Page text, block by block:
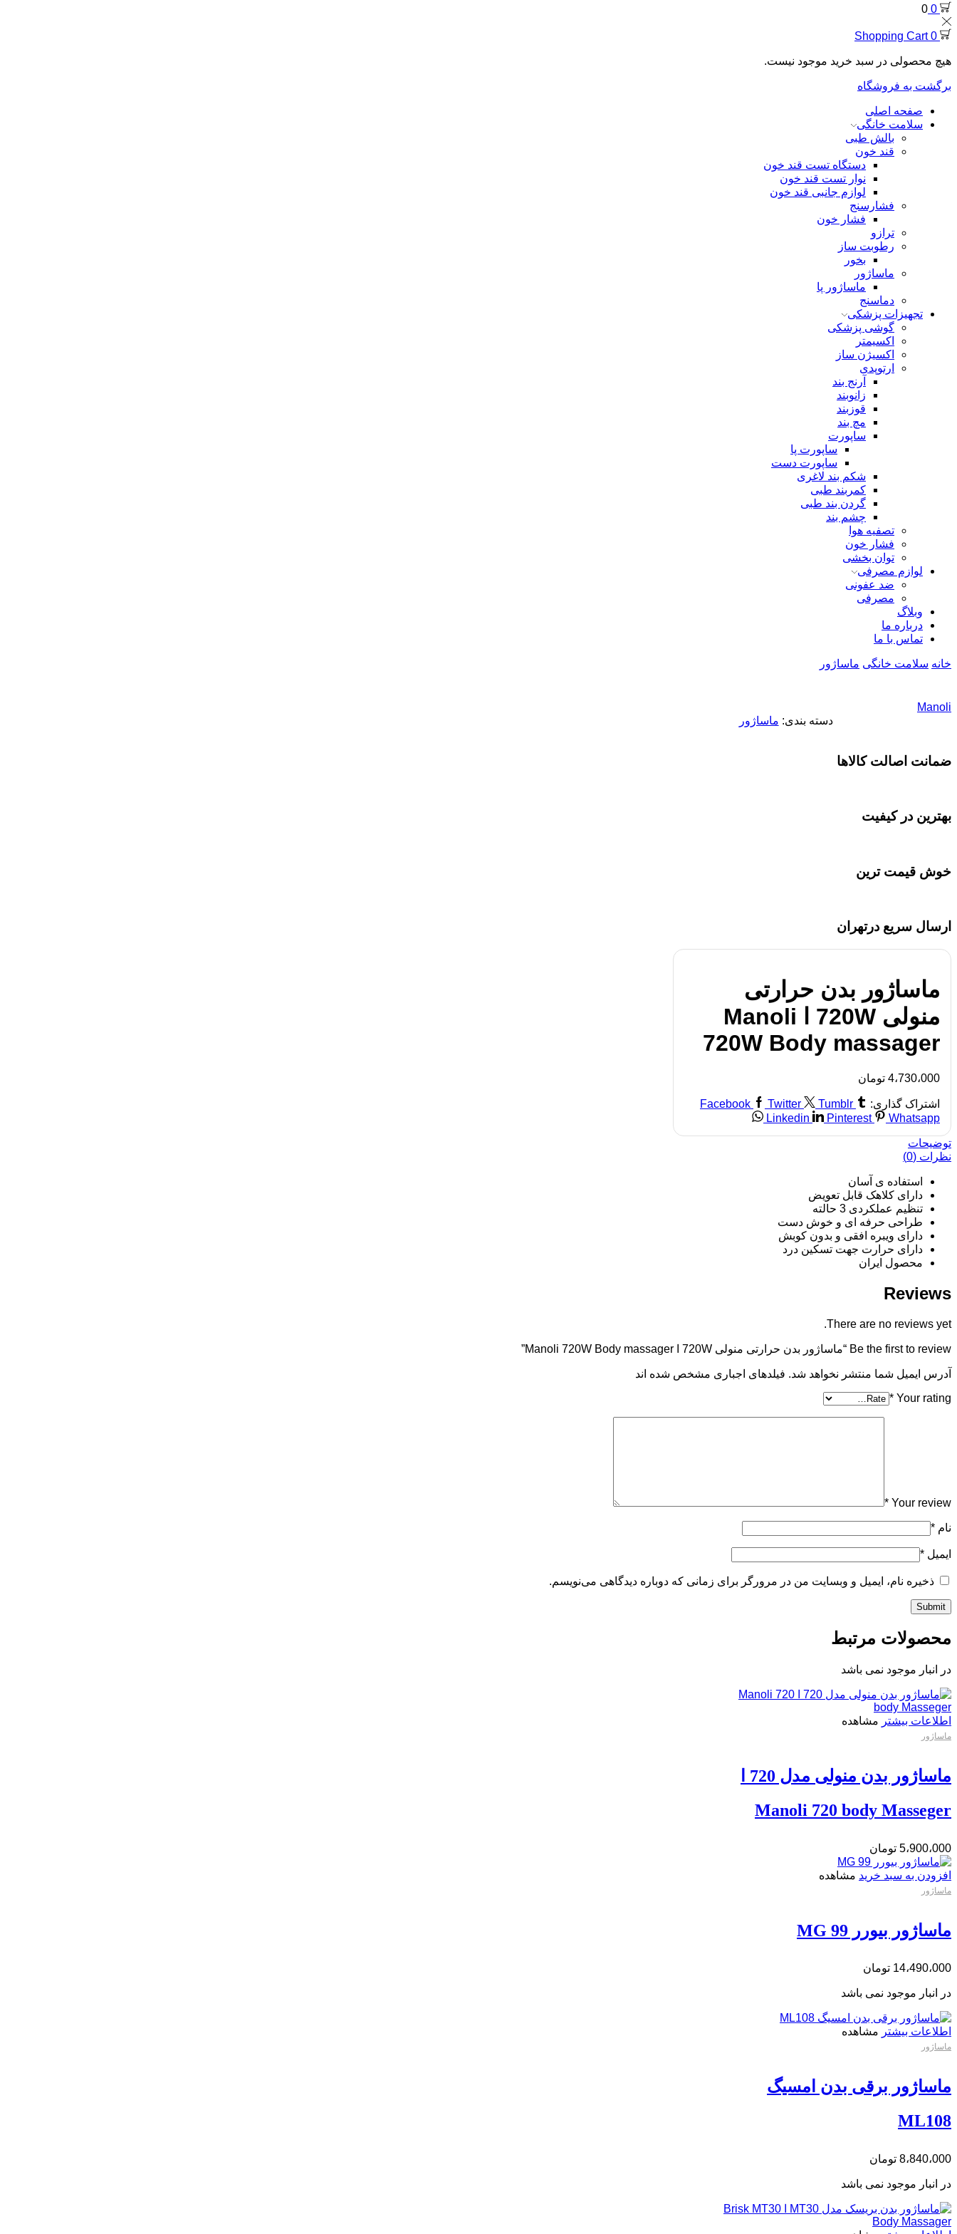
0
0
0
Shopping Cart
هیچ محصولی در سبد خرید موجود نیست.
برگشت به فروشگاه
صفحه اصلی
سلامت خانگی
بالش طبی
قند خون
دستگاه تست قند خون
نوار تست قند خون
لوازم جانبی قند خون
فشارسنج
فشار خون
ترازو
رطوبت ساز
بخور
ماساژور
ماساژور پا
دماسنج
تجهیزات پزشکی
گوشی پزشکی
اکسیمتر
اکسیژن ساز
ارتوپدی
آرنج بند
زانوبند
قوزبند
مچ بند
ساپورت
ساپورت پا
ساپورت دست
شکم بند لاغری
کمربند طبی
گردن بند طبی
چشم بند
تصفیه هوا
فشار خون
توان بخشی
لوازم مصرفی
ضد عفونی
مصرفی
وبلاگ
درباره ما
تماس با ما
خانه سلامت خانگی ماساژور
Manoli
دسته بندی: ماساژور
ضمانت اصالت کالاها
بهترین در کیفیت
خوش قیمت ترین
ارسال سریع درتهران
ماساژور بدن حرارتی
منولی 720W ا Manoli
720W Body massager
4،730،000 تومان
اشتراک گذاری: Facebook Twitter
Tumblr
Linkedin
Pinterest Whatsapp
توضیحات
نظرات (0)
استفاده ی آسان
دارای کلاهک قابل تعویض
تنظیم عملکردی 3 حالته
طراحی حرفه ای و خوش دست
دارای ویبره افقی و بدون کوبش
دارای حرارت جهت تسکین درد
محصول ایران
Reviews
There are no reviews yet.
Be the first to review “ماساژور بدن حرارتی منولی 720W ا Manoli 720W Body massager”
آدرس ایمیل شما منتشر نخواهد شد. فیلدهای اجباری مشخص شده اند
Your rating
*
Your review
*
نام *
ایمیل *
ذخیره نام، ایمیل و وبسایت من در مرورگر برای زمانی که دوباره دیدگاهی می‌نویسم.
محصولات مرتبط
در انبار موجود نمی باشد
اطلاعات بیشتر مشاهده
ماساژور
Manoli 720 body Masseger
5،900،000 تومان
افزودن به سبد خرید مشاهده
ماساژور
ماساژور بیورر MG 99
14،490،000 تومان
در انبار موجود نمی باشد
اطلاعات بیشتر مشاهده
ماساژور
ماساژور برقی بدن امسیگ
ML108
8،840،000 تومان
در انبار موجود نمی باشد